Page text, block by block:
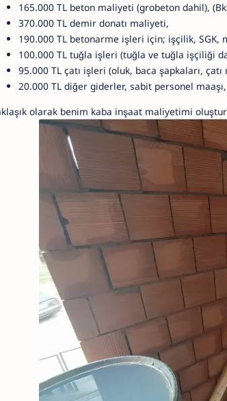
165.000 TL beton maliyeti (grobeton dahil),
370.000 TL demir donatı maliyeti,
190.000 TL betonarme işleri için; işçilik,
100.000 TL tuğla işleri (tuğla ve tuğla işçiliği
95.000 TL çatı işleri (oluk, baca şapkaları,
20.000 TL diğer giderler, sabit personel
olarak benim kaba inşaat maliyetimi